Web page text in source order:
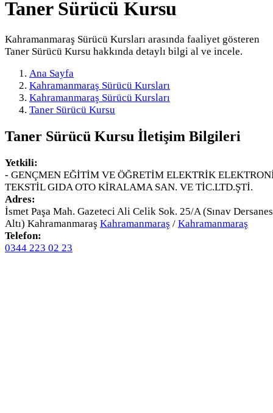
Taner Sürücü Kursu
Kahramanmaraş Sürücü Kursları arasında faaliyet gösteren
Taner Sürücü Kursu hakkında detaylı bilgi al ve incele.
Ana Sayfa
Kahramanmaraş Sürücü Kursları
Kahramanmaraş Sürücü Kursları
Taner Sürücü Kursu
Taner Sürücü Kursu İletişim Bilgileri
Yetkili:
- GENÇMEN EĞİTİM VE ÖĞRETİM ELEKTRİK
TEKSTİL GIDA OTO KİRALAMA SAN. VE TİC.LTD.ŞTİ.
Adres:
İsmet Paşa Mah. Gazeteci Ali Celik Sok. 25/A (Sınav
Altı) Kahramanmaraş Kahramanmaraş / Kahramanmaraş
Telefon:
0344 223 02 23